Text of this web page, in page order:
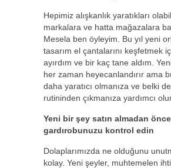
Hepimiz alışkanlık yaratıkları
markalara ve hatta mağazalara
Mesela ben öyleyim. Bu yıl yeni
tasarım el çantalarını keşfetmek
ayırdım ve bir kaç tane aldım.
her zaman heyecanlandırır ama
daha yaratıcı olmanıza ve belki
rutininden çıkmanıza yardımcı
Yeni bir şey satın almadan önce
gardırobunuzu kontrol edin
Dolaplarımızda ne olduğunu
kolay. Yeni şeyler, muhtemelen